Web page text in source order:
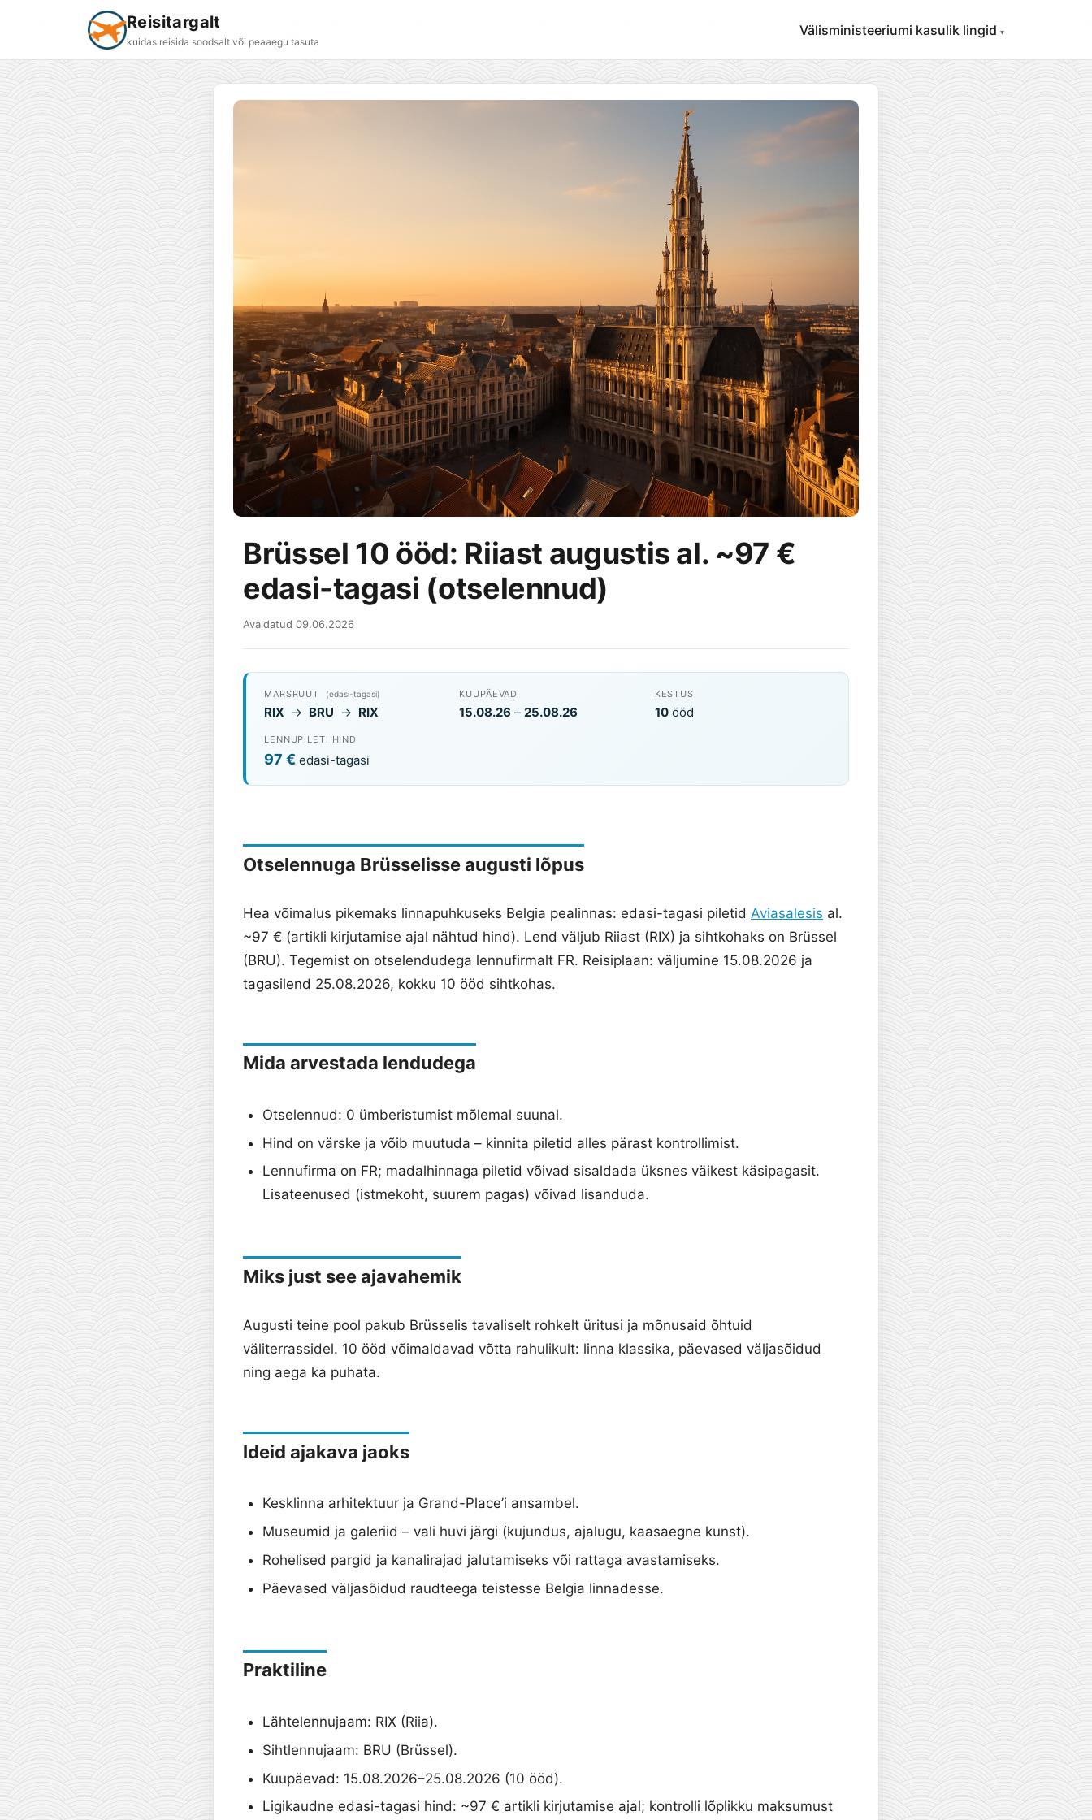
Reisitargalt
kuidas reisida soodsalt või peaaegu tasuta
Välisministeeriumi kasulik lingid
Brüssel 10 ööd: Riiast augustis al. ~97 €
edasi-tagasi (otselennud)
Avaldatud 09.06.2026
MARSRUUT (edasi-tagasi)
RIX → BRU → RIX
KUUPÄEVAD
15.08.26 –25.08.26
KESTUS
10ööd
LENNUPILETI HIND
97 € edasi-tagasi
Otselennuga Brüsselisse augusti lõpus
Hea võimalus pikemaks linnapuhkuseks Belgia pealinnas: edasi-tagasi piletid Aviasalesis al.
~97 € (artikli kirjutamise ajal nähtud hind). Lend väljub Riiast (RIX) ja sihtkohaks on Brüssel
(BRU). Tegemist on otselendudega lennufirmalt FR. Reisiplaan: väljumine 15.08.2026 ja
tagasilend 25.08.2026, kokku 10 ööd sihtkohas.
Mida arvestada lendudega
Otselennud: 0 ümberistumist mõlemal suunal.
Hind on värske ja võib muutuda – kinnita piletid alles pärast kontrollimist.
Lennufirma on FR; madalhinnaga piletid võivad sisaldada üksnes väikest käsipagasit.
Lisateenused (istmekoht, suurem pagas) võivad lisanduda.
Miks just see ajavahemik
Augusti teine pool pakub Brüsselis tavaliselt rohkelt üritusi ja mõnusaid õhtuid
väliterrassidel. 10 ööd võimaldavad võtta rahulikult: linna klassika, päevased väljasõidud
ning aega ka puhata.
Ideid ajakava jaoks
Kesklinna arhitektuur ja Grand-Place’i ansambel.
Museumid ja galerii­d – vali huvi järgi (kujundus, ajalugu, kaasaegne kunst).
Rohelised pargid ja kanalirajad jalutamiseks või rattaga avastamiseks.
Päevased väljasõidud raudteega teistesse Belgia linnadesse.
Praktiline
Lähte­lennujaam: RIX (Riia).
Sihtlennujaam: BRU (Brüssel).
Kuupäevad: 15.08.2026–25.08.2026 (10 ööd).
Ligikaudne edasi-tagasi hind: ~97 € artikli kirjutamise ajal; kontrolli lõplikku maksumust